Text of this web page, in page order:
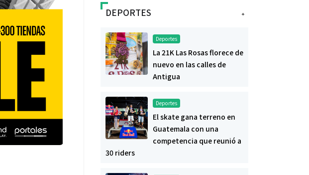
+
DEPORTES
Deportes
La 21K Las Rosas florece de
nuevo en las calles de
Antigua
Deportes
El skate gana terreno en
Guatemala con una
competencia que reunió a
30 riders